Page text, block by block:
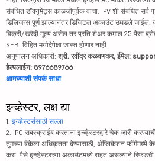
संबंधित डॉक्युमेंट्स काळजीपूर्वक वाचा. IPV शी संबंधित सर्व
डिलिजन्स पूर्ण झाल्यानंतर डिजिटल अकाउंट उघडले जाईल.
विक्री/खरेदी मूल्य असेल तर प्रति शेअर कमाल 25 पैसा
SEBI विहित मर्यादेपेक्षा जास्त होणार नाही.
अनुपालन अधिकारी: श्री. रवींद्र कळवणकर, ईमेल:
हेल्पलाईन: 8976689766
आमच्याशी संपर्क साधा
इन्व्हेस्टर, लक्ष द्या
1. इन्व्हेस्टर्ससाठी सल्ला
2. IPO सबस्क्राईब करताना इन्व्हेस्टरद्वारे चेक जारी
तुमच्या बँकेला अधिकृतता देण्यासाठी, ॲप्लिकेशन फॉर्ममध्ये
करा. पैसे इन्व्हेस्टरच्या अकाउंटमध्ये राहत असल्याने रिफंडची